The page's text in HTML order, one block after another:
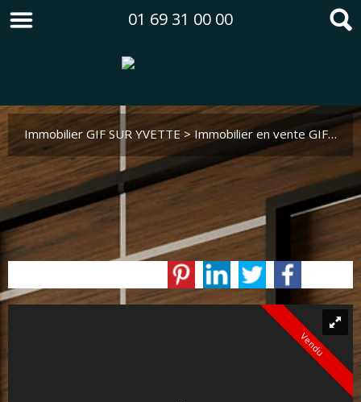
01 69 31 00 00
Immobilier GIF SUR YVETTE >Immobilier en vente GIF SUR YVETTE
Vendu